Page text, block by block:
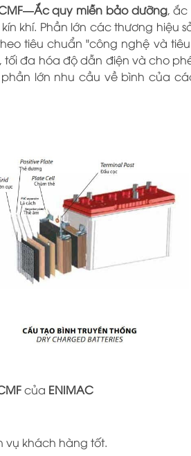
quy miễn bảo dưỡng,
khí. Phần lớn các thương hiệu
tiêu chuẩn "công nghệ và
tối đa hóa độ dẫn điện và cho
lớn nhu cầu về bình của
của ENIMAC
vụ khách hàng tốt.